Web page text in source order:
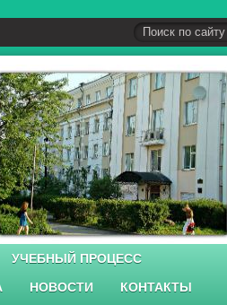
УЧЕБНЫЙ ПРОЦЕСС
НОВОСТИ КОНТАКТЫ